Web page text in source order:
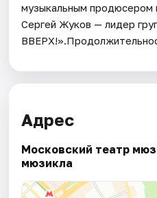
музыкальным продюсером
Сергей Жуков — лидер
Адрес
Московский театр
мюзикла